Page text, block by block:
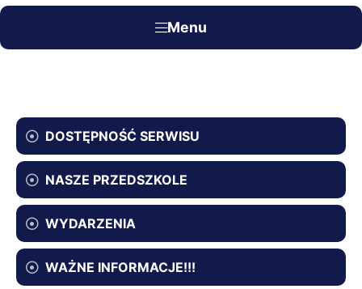
Menu
DOSTĘPNOŚĆ SERWISU
NASZE PRZEDSZKOLE
WYDARZENIA
WAŻNE INFORMACJE!!!